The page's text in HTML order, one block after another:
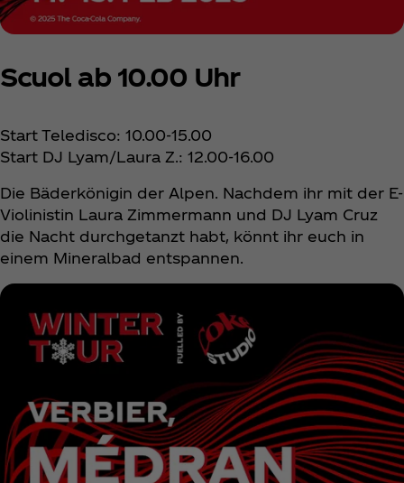
Scuol ab 10.00 Uhr
Start Teledisco: 10.00-15.00
Start DJ Lyam/Laura Z.: 12.00-16.00
Die Bäderkönigin der Alpen. Nachdem ihr mit der E-
Violinistin Laura Zimmermann und DJ Lyam Cruz
die Nacht durchgetanzt habt, könnt ihr euch in
einem Mineralbad entspannen.